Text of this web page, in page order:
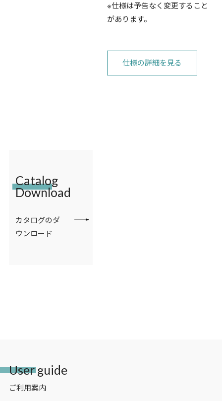
※仕様は予告なく変更すること
があります。
仕様の詳細を見る
Catalog
Download
カタログのダ
ウンロード
User guide
ご利用案内